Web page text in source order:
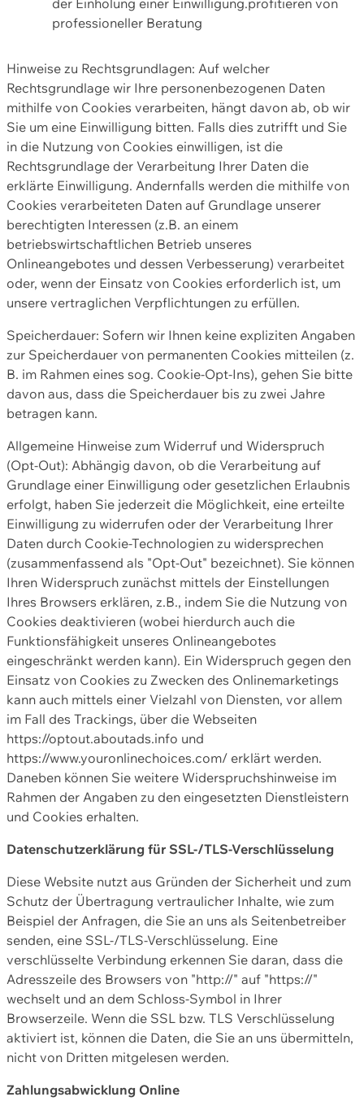
der Einholung einer Einwilligung.profitieren von
professioneller Beratung
Hinweise zu Rechtsgrundlagen: Auf welcher
Rechtsgrundlage wir Ihre personenbezogenen Daten
mithilfe von Cookies verarbeiten, hängt davon ab, ob wir
Sie um eine Einwilligung bitten. Falls dies zutrifft und Sie
in die Nutzung von Cookies einwilligen, ist die
Rechtsgrundlage der Verarbeitung Ihrer Daten die
erklärte Einwilligung. Andernfalls werden die mithilfe von
Cookies verarbeiteten Daten auf Grundlage unserer
berechtigten Interessen (z.B. an einem
betriebswirtschaftlichen Betrieb unseres
Onlineangebotes und dessen Verbesserung) verarbeitet
oder, wenn der Einsatz von Cookies erforderlich ist, um
unsere vertraglichen Verpflichtungen zu erfüllen.
Speicherdauer: Sofern wir Ihnen keine expliziten Angaben
zur Speicherdauer von permanenten Cookies mitteilen (z.
B. im Rahmen eines sog. Cookie-Opt-Ins), gehen Sie bitte
davon aus, dass die Speicherdauer bis zu zwei Jahre
betragen kann.
Allgemeine Hinweise zum Widerruf und Widerspruch
(Opt-Out): Abhängig davon, ob die Verarbeitung auf
Grundlage einer Einwilligung oder gesetzlichen Erlaubnis
erfolgt, haben Sie jederzeit die Möglichkeit, eine erteilte
Einwilligung zu widerrufen oder der Verarbeitung Ihrer
Daten durch Cookie-Technologien zu widersprechen
(zusammenfassend als "Opt-Out" bezeichnet). Sie können
Ihren Widerspruch zunächst mittels der Einstellungen
Ihres Browsers erklären, z.B., indem Sie die Nutzung von
Cookies deaktivieren (wobei hierdurch auch die
Funktionsfähigkeit unseres Onlineangebotes
eingeschränkt werden kann). Ein Widerspruch gegen den
Einsatz von Cookies zu Zwecken des Onlinemarketings
kann auch mittels einer Vielzahl von Diensten, vor allem
im Fall des Trackings, über die Webseiten
https://optout.aboutads.info und
https://www.youronlinechoices.com/ erklärt werden.
Daneben können Sie weitere Widerspruchshinweise im
Rahmen der Angaben zu den eingesetzten Dienstleistern
und Cookies erhalten.
Datenschutzerklärung für SSL-/TLS-Verschlüsselung
Diese Website nutzt aus Gründen der Sicherheit und zum
Schutz der Übertragung vertraulicher Inhalte, wie zum
Beispiel der Anfragen, die Sie an uns als Seitenbetreiber
senden, eine SSL-/TLS-Verschlüsselung. Eine
verschlüsselte Verbindung erkennen Sie daran, dass die
Adresszeile des Browsers von "http://" auf "https://"
wechselt und an dem Schloss-Symbol in Ihrer
Browserzeile. Wenn die SSL bzw. TLS Verschlüsselung
aktiviert ist, können die Daten, die Sie an uns übermitteln,
nicht von Dritten mitgelesen werden.
Zahlungsabwicklung Online